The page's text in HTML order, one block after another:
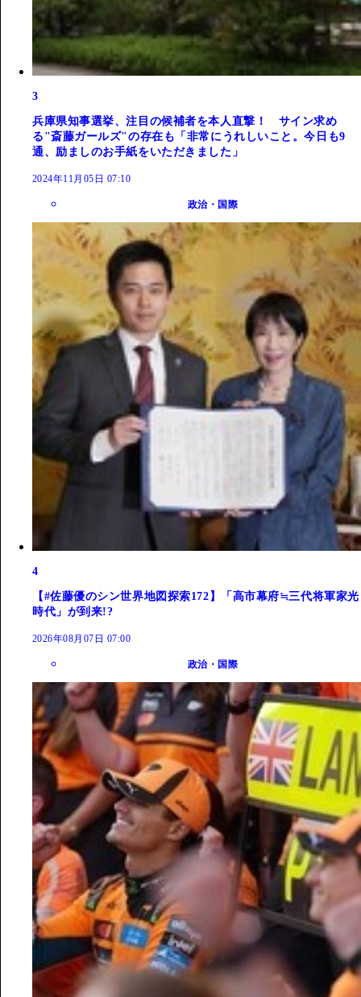
3
兵庫県知事選挙、注目の候補者を本人直撃！ サイン求め
る"斎藤ガールズ"の存在も「非常にうれしいこと。今日も9
通、励ましのお手紙をいただきました」
2024年11月05日 07:10
政治・国際
4
【#佐藤優のシン世界地図探索172】「高市幕府≒三代将軍家光
時代」が到来!?
2026年08月07日 07:00
政治・国際